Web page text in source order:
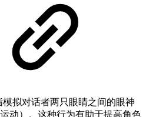
拟对话者两只眼睛之间的眼神
动）。这种行为有助于提高角色